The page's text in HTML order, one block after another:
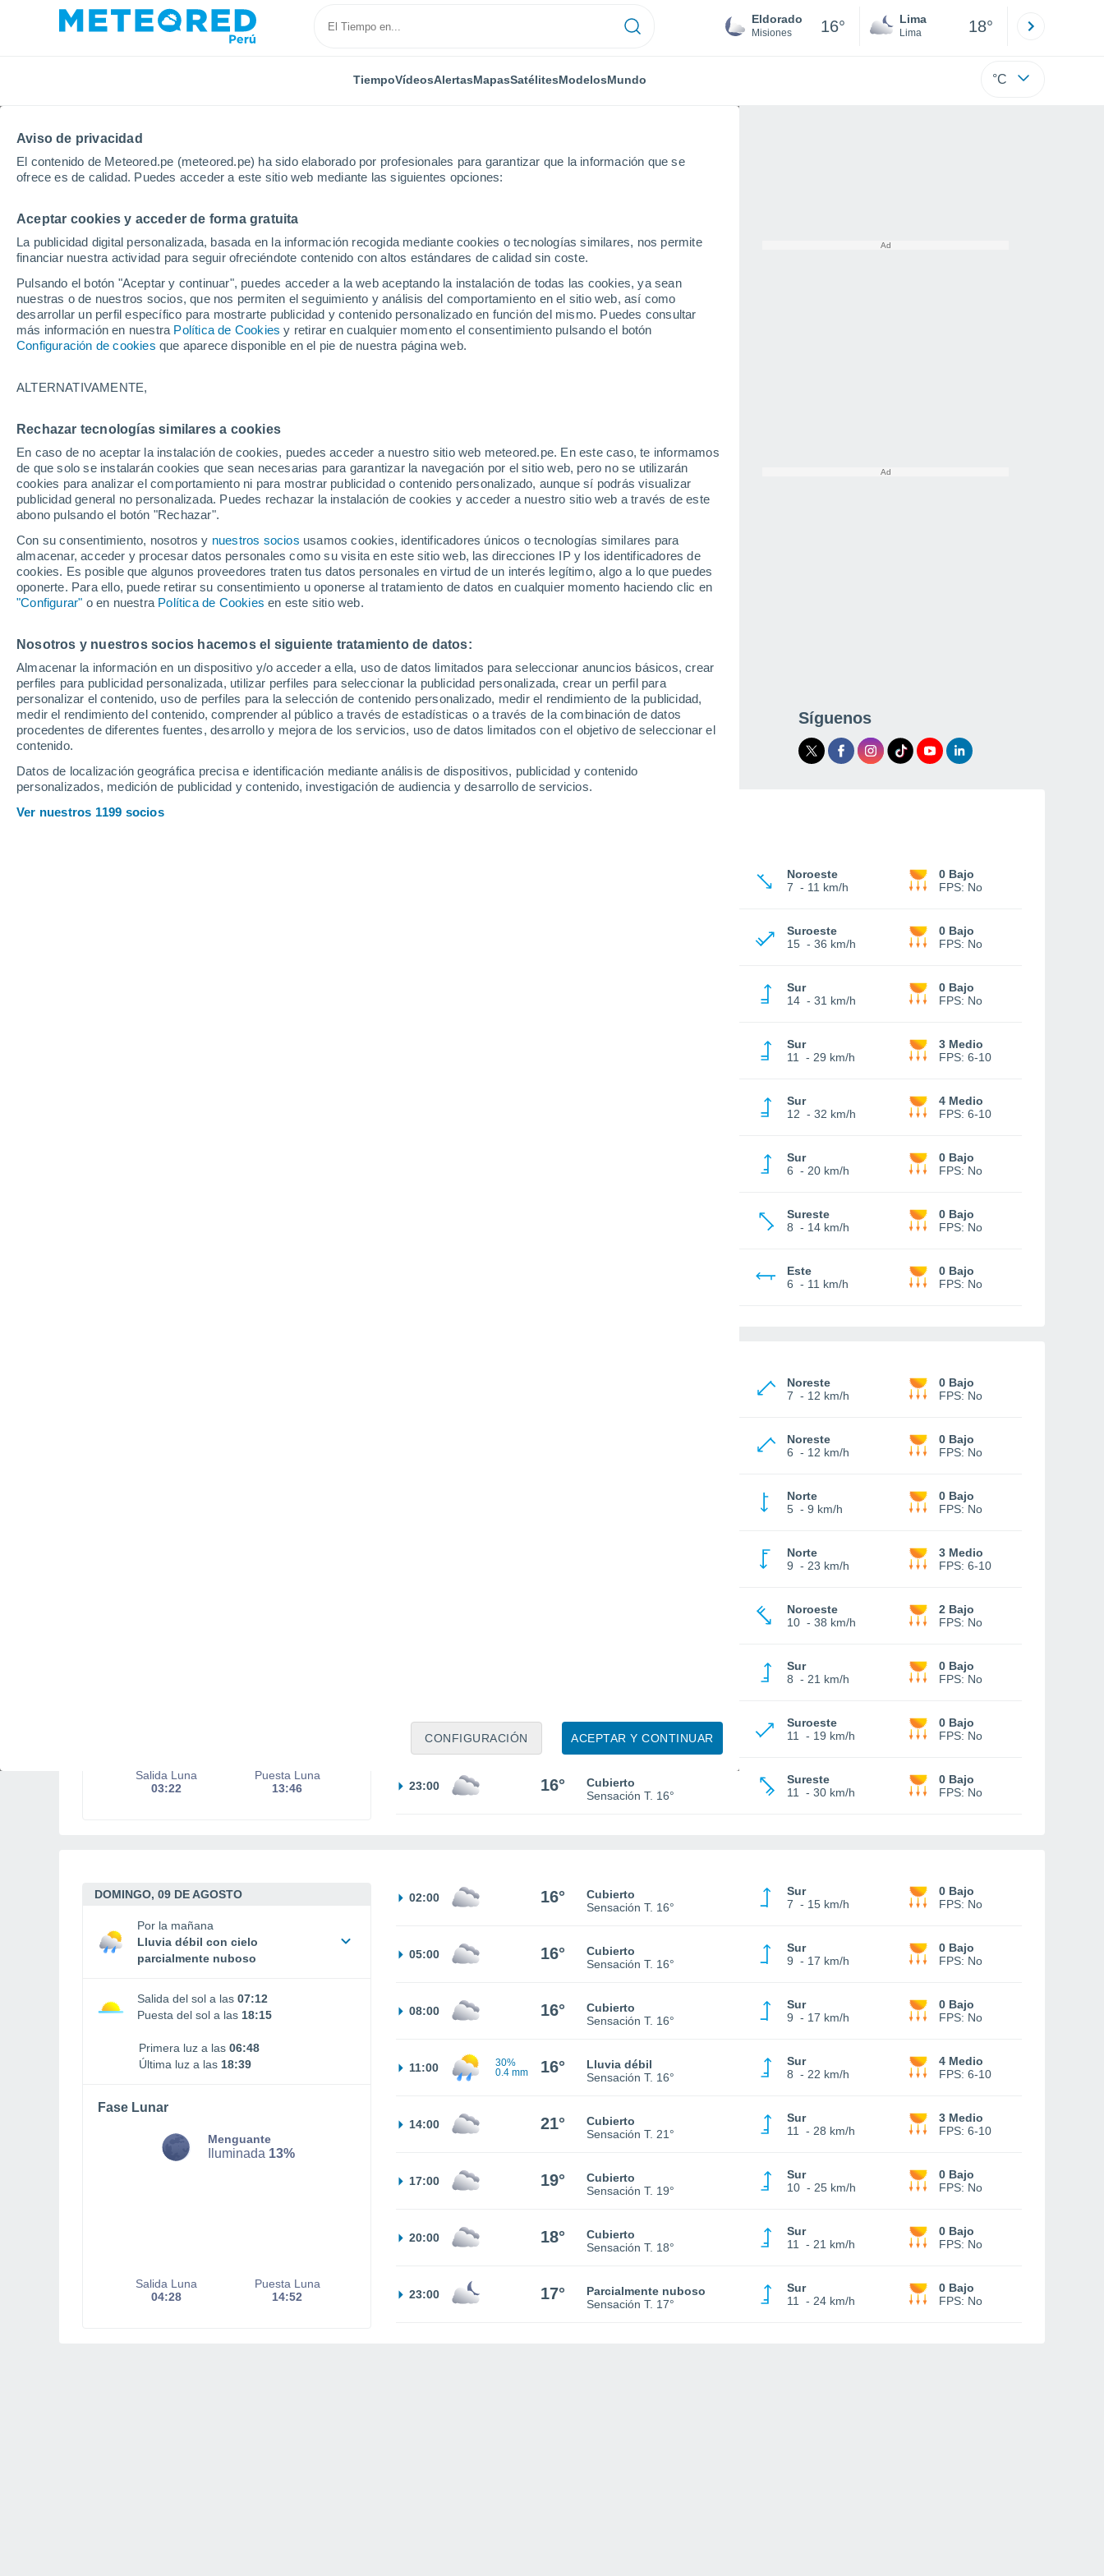
Aviso de privacidad
El contenido de Meteored.pe (meteored.pe) ha sido elaborado por profesionales para garantizar que la información que se
ofrece es de calidad. Puedes acceder a este sitio web mediante las siguientes opciones:
Aceptar cookies y acceder de forma gratuita
La publicidad digital personalizada, basada en la información recogida mediante cookies o tecnologías similares, nos permite
financiar nuestra actividad para seguir ofreciéndote contenido con altos estándares de calidad sin coste.
Pulsando el botón "Aceptar y continuar", puedes acceder a la web aceptando la instalación de todas las cookies, ya sean
nuestras o de nuestros socios, que nos permiten el seguimiento y análisis del comportamiento en el sitio web, así como
desarrollar un perfil específico para mostrarte publicidad y contenido personalizado en función del mismo. Puedes consultar
más información en nuestra Política de Cookies y retirar en cualquier momento el consentimiento pulsando el botón
Configuración de cookies que aparece disponible en el pie de nuestra página web.
ALTERNATIVAMENTE,
Rechazar tecnologías similares a cookies
En caso de no aceptar la instalación de cookies, puedes acceder a nuestro sitio web meteored.pe. En este caso, te informamos
de que solo se instalarán cookies que sean necesarias para garantizar la navegación por el sitio web, pero no se utilizarán
cookies para analizar el comportamiento ni para mostrar publicidad o contenido personalizado, aunque sí podrás visualizar
publicidad general no personalizada. Puedes rechazar la instalación de cookies y acceder a nuestro sitio web a través de este
abono pulsando el botón "Rechazar".
Con su consentimiento, nosotros y nuestros socios usamos cookies, identificadores únicos o tecnologías similares para
almacenar, acceder y procesar datos personales como su visita en este sitio web, las direcciones IP y los identificadores de
cookies. Es posible que algunos proveedores traten tus datos personales en virtud de un interés legítimo, algo a lo que puedes
oponerte. Para ello, puede retirar su consentimiento u oponerse al tratamiento de datos en cualquier momento haciendo clic en
"Configurar" o en nuestra Política de Cookies en este sitio web.
Nosotros y nuestros socios hacemos el siguiente tratamiento de datos:
Almacenar la información en un dispositivo y/o acceder a ella, uso de datos limitados para seleccionar anuncios básicos, crear
perfiles para publicidad personalizada, utilizar perfiles para seleccionar la publicidad personalizada, crear un perfil para
personalizar el contenido, uso de perfiles para la selección de contenido personalizado, medir el rendimiento de la publicidad,
medir el rendimiento del contenido, comprender al público a través de estadísticas o a través de la combinación de datos
procedentes de diferentes fuentes, desarrollo y mejora de los servicios, uso de datos limitados con el objetivo de seleccionar el
contenido.
Datos de localización geográfica precisa e identificación mediante análisis de dispositivos, publicidad y contenido
personalizados, medición de publicidad y contenido, investigación de audiencia y desarrollo de servicios.
Ver nuestros 1199 socios
ACEPTAR Y CONTINUAR
CONFIGURACIÓN
Eldorado
Misiones 16° Lima
Lima 18°
TiempoVídeosAlertasMapasSatélitesModelosMundo °C
Inicio Argentina Misiones Eldorado
Tiempo en Eldorado por horas
Tiempo 1 - 7 días Por horas
Gráfica del tiempo por horas en Eldorado
SÍMBOLO TEMPERATURA
00 03 06 09 12 15 18 21 00 03 06 09 12 15 18 21 00 03 06 09 12 15 18 21 00
0.2
1.9
0.4
17°
14°
17°
10°
11°
13°
21°
21°
20°
21°
19°
Síguenos
La previsión del tiempo por horas en Eldorado
Noroeste
7 - 11 km/h
0 Bajo
FPS: No
Suroeste
15 - 36 km/h
0 Bajo
FPS: No
Sur
14 - 31 km/h
0 Bajo
FPS: No
Sur
11
- 29 km/h
3 Medio
FPS: 6-10
Sur
12 - 32 km/h
4 Medio
FPS: 6-10
Sur
6 - 20 km/h
0 Bajo
FPS: No
Sureste
8 - 14 km/h
0 Bajo
FPS: No
Este
6 - 11 km/h
0 Bajo
FPS: No
Salida Luna
03:22
Puesta Luna
13:46
Noreste
7 - 12 km/h
0 Bajo
FPS: No
Noreste
6 - 12 km/h
0 Bajo
FPS: No
Norte
5 - 9 km/h
0 Bajo
FPS: No
Norte
9 - 23 km/h
3 Medio
FPS: 6-10
Noroeste
10 - 38 km/h
2 Bajo
FPS: No
Sur
8 - 21 km/h
0 Bajo
FPS: No
18°
Cubierto
Sensación T.18°
Suroeste
11
- 19 km/h
0 Bajo
FPS: No
23:00 16°
Cubierto
Sensación T. 16°
Sureste
11
- 30 km/h
0 Bajo
FPS: No
DOMINGO, 09 DE AGOSTO
Por la mañana
Lluvia débil con cielo
parcialmente nuboso
Salida del sol a las 07:12
Puesta del sol a las 18:15
Primera luz a las 06:48
Última luz a las 18:39
Fase Lunar
Menguante
Iluminada 13%
Salida Luna
04:28
Puesta Luna
14:52
02:00 16°
Cubierto
Sensación T. 16°
Sur
7 - 15 km/h
0 Bajo
FPS: No
05:00 16°
Cubierto
Sensación T. 16°
Sur
9 - 17 km/h
0 Bajo
FPS: No
08:00 16°
Cubierto
Sensación T. 16°
Sur
9 - 17 km/h
0 Bajo
FPS: No
11:00
30%
0.4 mm
16°
Lluvia débil
Sensación T. 16°
Sur
8 - 22 km/h
4 Medio
FPS: 6-10
14:00 21°
Cubierto
Sensación T. 21°
Sur
11
- 28 km/h
3 Medio
FPS: 6-10
17:00 19°
Cubierto
Sensación T. 19°
Sur
10 - 25 km/h
0 Bajo
FPS: No
20:00 18°
Cubierto
Sensación T. 18°
Sur
11
- 21 km/h
0 Bajo
FPS: No
23:00 17°
Parcialmente nuboso
Sensación T. 17°
Sur
11
- 24 km/h
0 Bajo
FPS: No